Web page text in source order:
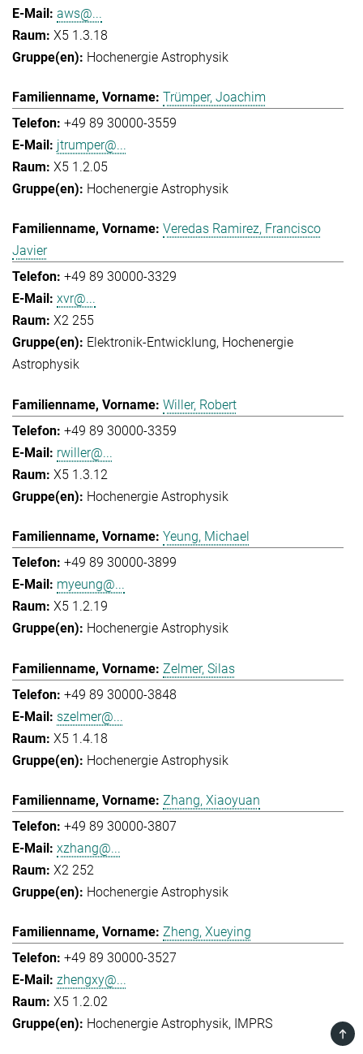
aws@...
X5 1.3.18
Hochenergie Astrophysik
Trümper, Joachim
+49 89 30000-3559
jtrumper@...
X5 1.2.05
Hochenergie Astrophysik
Veredas Ramirez, Francisco
Javier
+49 89 30000-3329
xvr@...
X2 255
Elektronik-Entwicklung Hochenergie
Astrophysik
Willer, Robert
+49 89 30000-3359
rwiller@...
X5 1.3.12
Hochenergie Astrophysik
Yeung, Michael
+49 89 30000-3899
myeung@...
X5 1.2.19
Hochenergie Astrophysik
Zelmer, Silas
+49 89 30000-3848
szelmer@...
X5 1.4.18
Hochenergie Astrophysik
Zhang, Xiaoyuan
+49 89 30000-3807
xzhang@...
X2 252
Hochenergie Astrophysik
Zheng, Xueying
+49 89 30000-3527
zhengxy@...
X5 1.2.02
Hochenergie Astrophysik
IMPRS
TOP